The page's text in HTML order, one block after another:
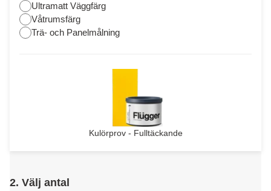
Ultramatt Väggfärg
Våtrumsfärg
Trä- och Panelmålning
Kulörprov - Fulltäckande
2. Välj antal